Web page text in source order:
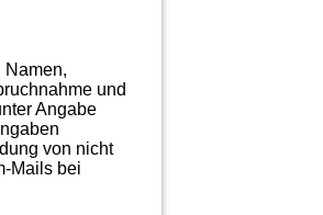
Namen,
und
Angabe
von nicht
Mails bei